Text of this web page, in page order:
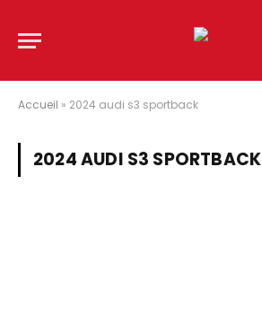
Accueil » 2024 audi s3 sportback
2024 AUDI S3 SPORTBACK